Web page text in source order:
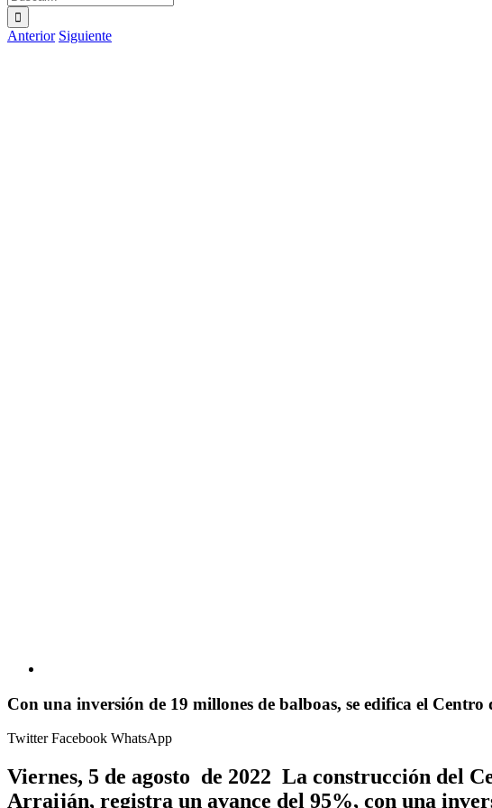
Anterior Siguiente
Con una inversión de 19 millones de balboas, se edifica el
TwitterFacebook WhatsApp
Viernes, 5 de agosto de 2022 La construcción del
Arraiján, registra un avance del 95%, con una